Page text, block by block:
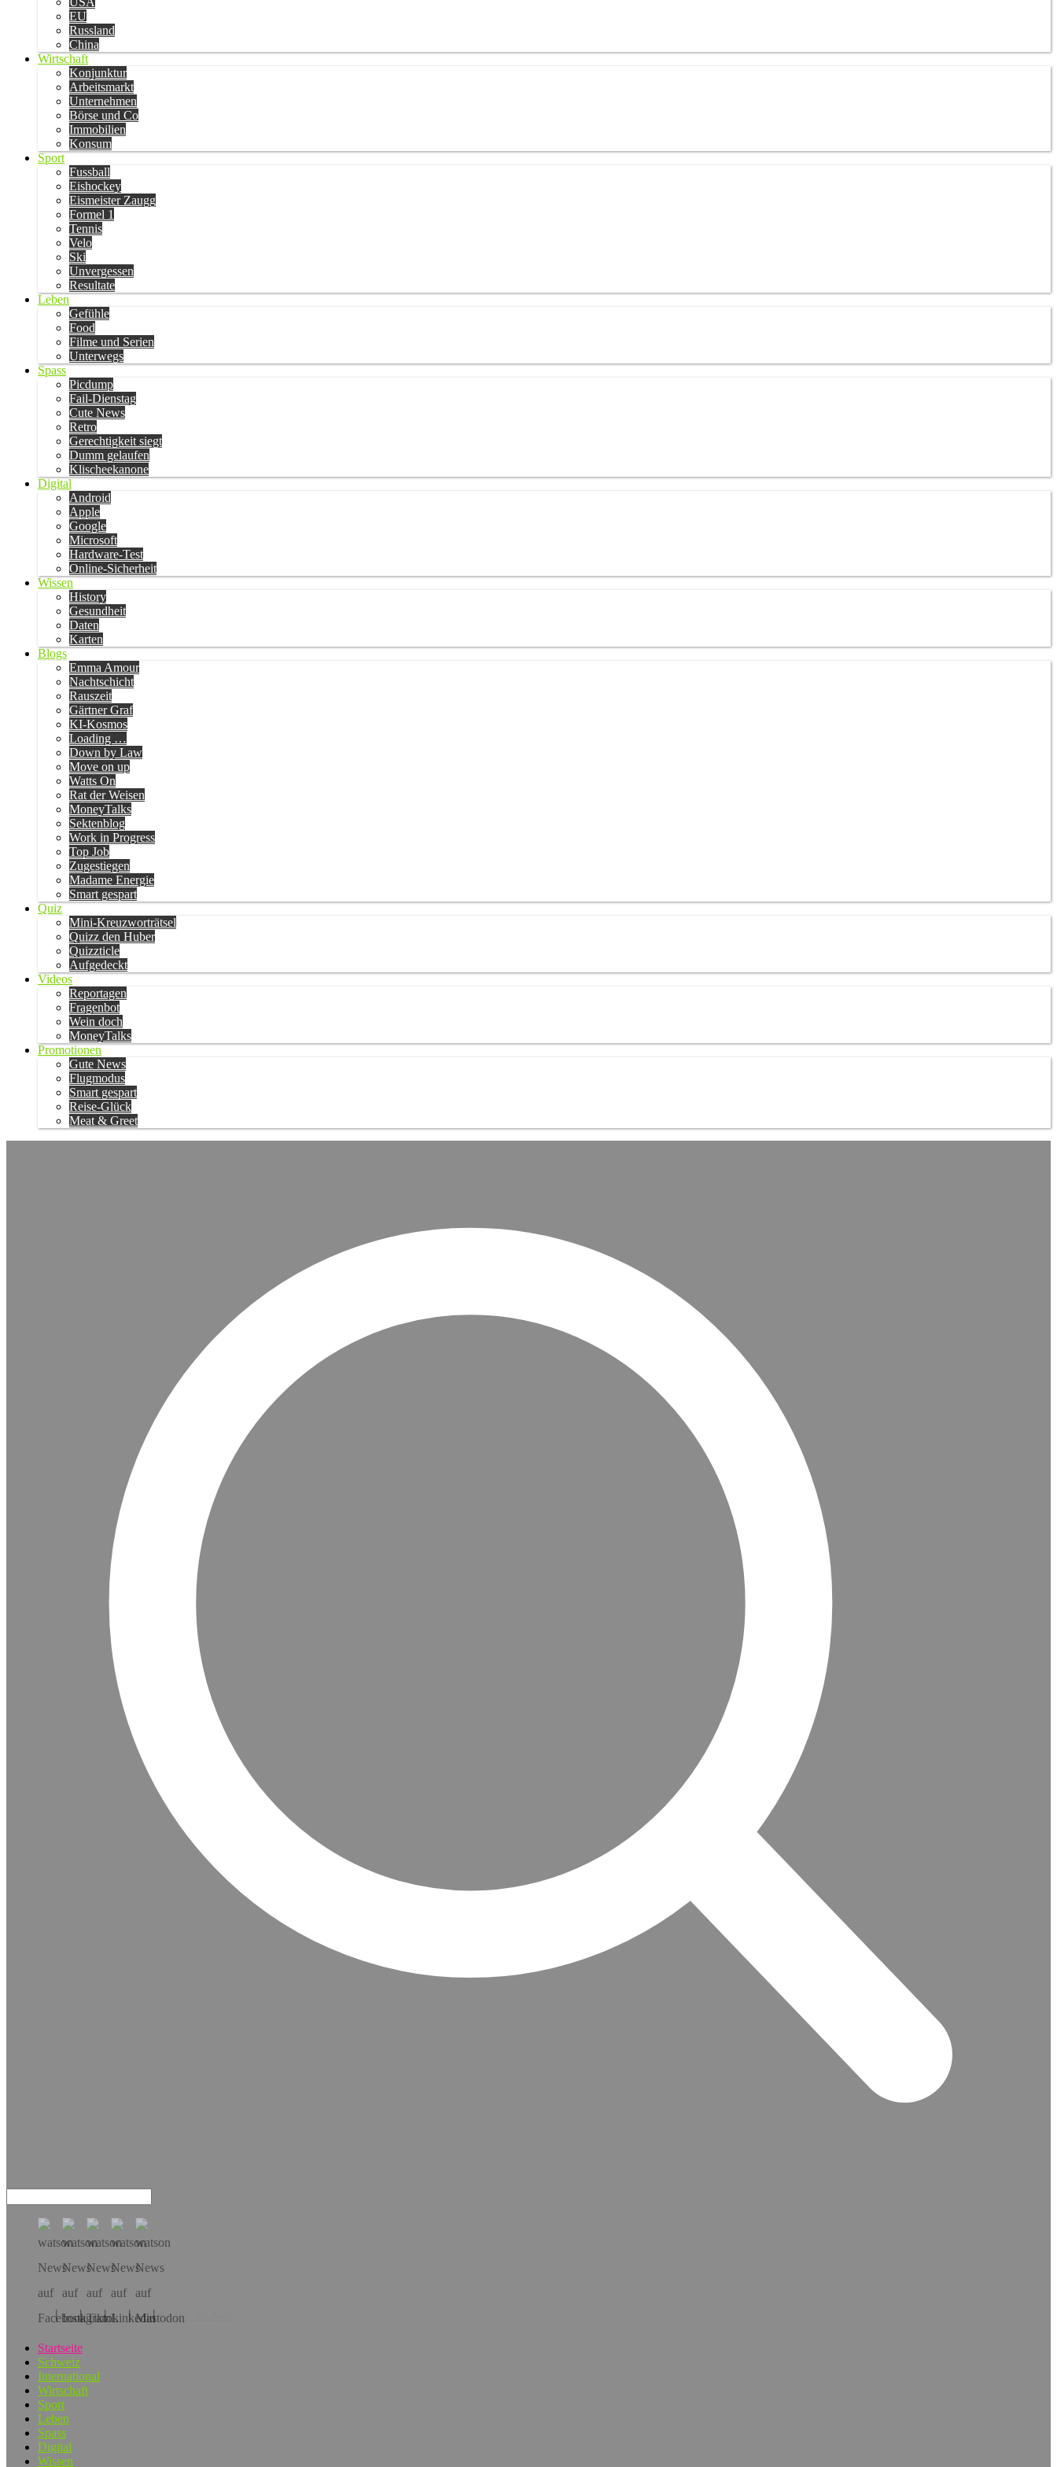
EU
Russland
China
Wirtschaft
Konjunktur
Arbeitsmarkt
Unternehmen
Börse und Co
Immobilien
Konsum
Sport
Fussball
Eishockey
Eismeister Zaugg
Formel 1
Tennis
Velo
Ski
Unvergessen
Resultate
Leben
Gefühle
Food
Filme und Serien
Unterwegs
Spass
Picdump
Fail-Dienstag
Cute News
Retro
Gerechtigkeit siegt
Dumm gelaufen
Klischeekanone
Digital
Android
Apple
Google
Microsoft
Hardware-Test
Online-Sicherheit
Wissen
History
Gesundheit
Daten
Karten
Blogs
Emma Amour
Nachtschicht
Rauszeit
Gärtner Graf
KI-Kosmos
Loading …
Down by Law
Move on up
Watts On
Rat der Weisen
MoneyTalks
Sektenblog
Work in Progress
Top Job
Zugestiegen
Madame Energie
Smart gespart
Quiz
Mini-Kreuzworträtsel
Quizz den Huber
Quizzticle
Aufgedeckt
Videos
Reportagen
Fragenbot
Wein doch
MoneyTalks
Promotionen
Gute News
Flugmodus
Smart gespart
Reise-Glück
Meat & Greet
Hol dir die App!
Startseite
Schweiz
International
Wirtschaft
Sport
Leben
Spass
Digital
Wissen